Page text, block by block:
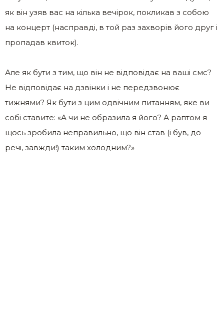
як він узяв вас на кілька вечірок, покликав з собою
на концерт (насправді, в той раз захворів його друг і
пропадав квиток).
Але як бути з тим, що він не відповідає на ваші смс?
Не відповідає на дзвінки і не передзвонює
тижнями? Як бути з цим одвічним питанням, яке ви
собі ставите: «А чи не образила я його? А раптом я
щось зробила неправильно, що він став (і був, до
речі, завжди!) таким холодним?»